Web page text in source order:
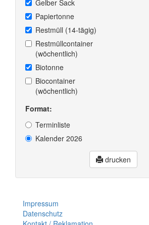
Gelber Sack
Papiertonne
Restmüll (14-tägig)
Restmüllcontainer
(wöchentlich)
Biotonne
Biocontainer
(wöchentlich)
Format:
Terminliste
Kalender 2026
drucken
Impressum
Datenschutz